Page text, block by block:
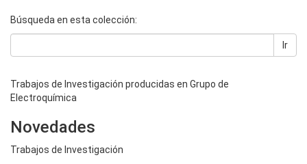
Búsqueda en esta colección:
Ir
Trabajos de Investigación producidas en Grupo de
Electroquímica
Novedades
Trabajos de Investigación